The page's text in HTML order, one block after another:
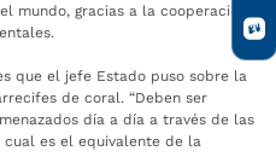
mundo, gracias a la cooperación
que el jefe Estado puso sobre la
de coral. “Deben ser
día a día a través de las
es el equivalente de la